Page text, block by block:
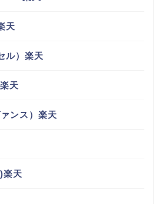
天
ル）楽天
天
ンス）楽天
楽天